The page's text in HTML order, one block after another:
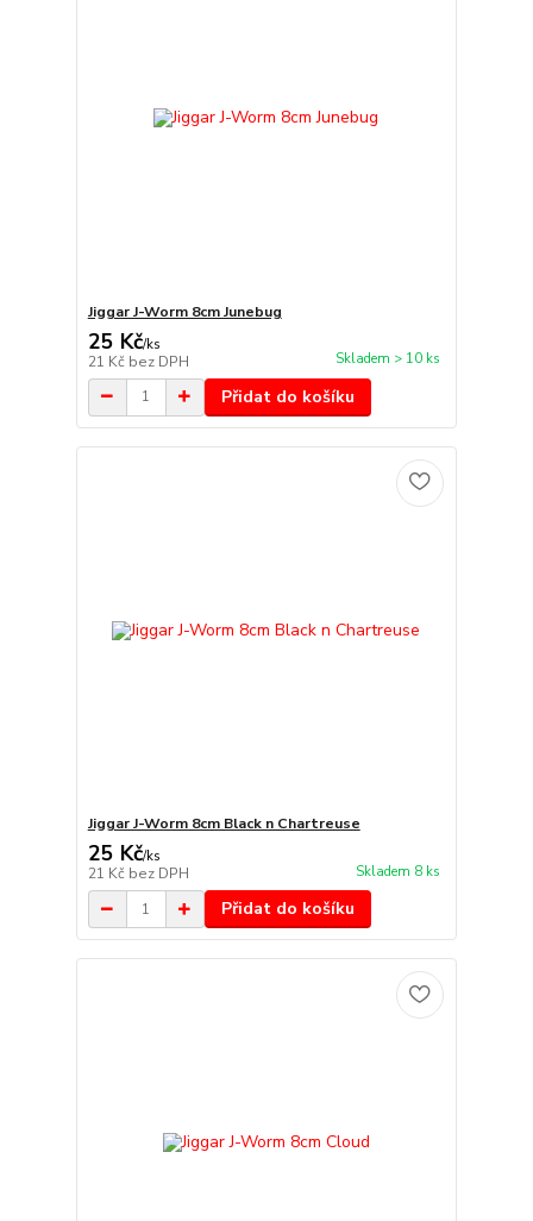
Jiggar J-Worm 8cm Junebug
25 Kč/ks
21 Kč bez DPH Skladem > 10 ks
Přidat do košíku
Jiggar J-Worm 8cm Black n Chartreuse
25 Kč/ks
21 Kč bez DPH Skladem 8 ks
Přidat do košíku